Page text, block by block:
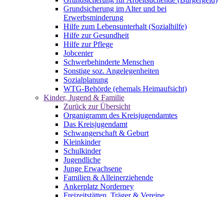
Grundsicherung im Alter und bei
Erwerbsminderung
Hilfe zum Lebensunterhalt (Sozialhilfe)
Hilfe zur Gesundheit
Hilfe zur Pflege
Jobcenter
Schwerbehinderte Menschen
Sonstige soz. Angelegenheiten
Sozialplanung
WTG-Behörde (ehemals Heimaufsicht)
Kinder, Jugend & Familie
Zurück zur Übersicht
Organigramm des Kreisjugendamtes
Das Kreisjugendamt
Schwangerschaft & Geburt
Kleinkinder
Schulkinder
Jugendliche
Junge Erwachsene
Familien & Alleinerziehende
Ankerplatz Norderney
Freizeitstätten, Träger & Vereine